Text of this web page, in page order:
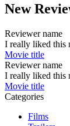
New
Reviewer name
I really liked this
Movie title
Reviewer name
I really liked this
Movie title
Categories
Films